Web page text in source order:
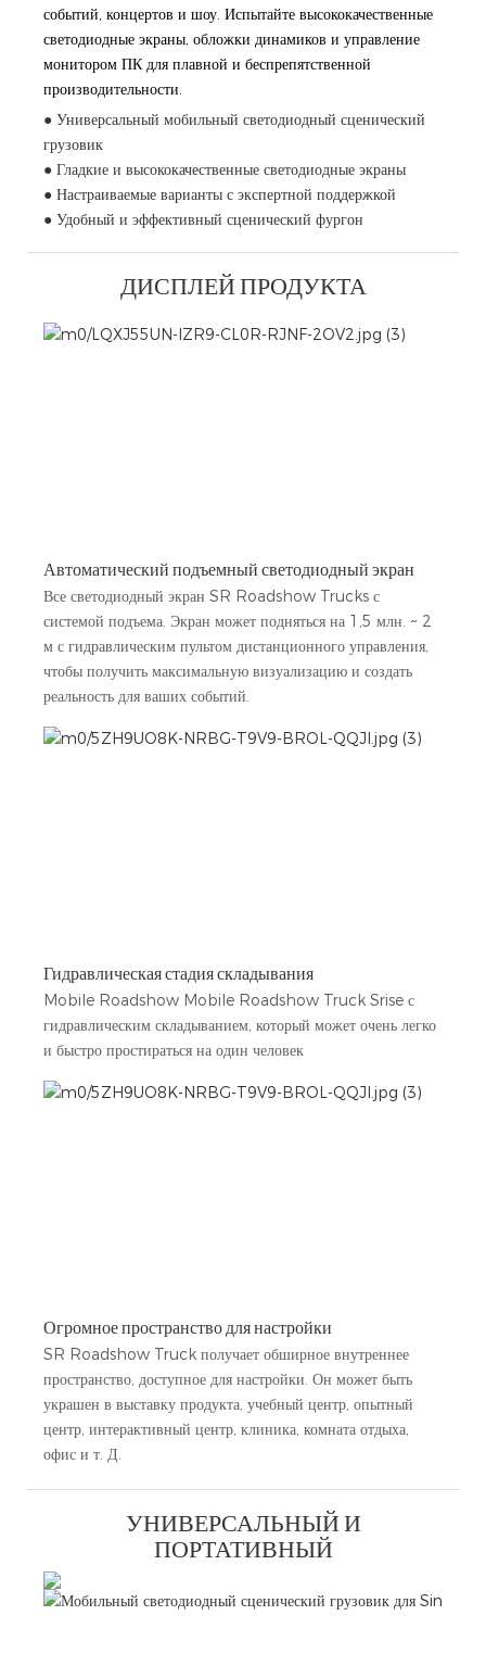
событий, концертов и шоу. Испытайте высококачественные
светодиодные экраны, обложки динамиков и управление
монитором ПК для плавной и беспрепятственной
производительности.
● Универсальный мобильный светодиодный сценический
грузовик
● Гладкие и высококачественные светодиодные экраны
● Настраиваемые варианты с экспертной поддержкой
● Удобный и эффективный сценический фургон
ДИСПЛЕЙ ПРОДУКТА
Автоматический подъемный светодиодный экран
Все светодиодный экран SR Roadshow Trucks с
системой подъема. Экран может подняться на 1,5 млн. ~ 2
м с гидравлическим пультом дистанционного управления,
чтобы получить максимальную визуализацию и создать
реальность для ваших событий.
Гидравлическая стадия складывания
Mobile Roadshow Mobile Roadshow Truck Srise с
гидравлическим складыванием, который может очень легко
и быстро простираться на один человек
Огромное пространство для настройки
SR Roadshow Truck получает обширное внутреннее
пространство, доступное для настройки. Он может быть
украшен в выставку продукта, учебный центр, опытный
центр, интерактивный центр, клиника, комната отдыха,
офис и т. Д.
УНИВЕРСАЛЬНЫЙ И
ПОРТАТИВНЫЙ